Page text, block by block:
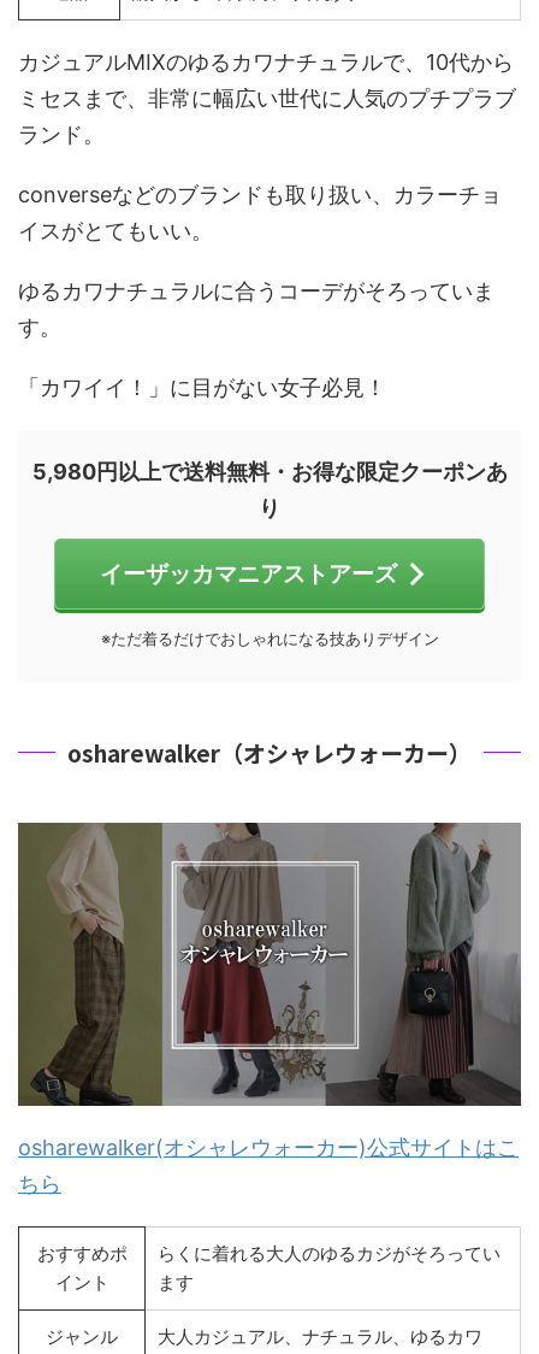
カジュアルMIXのゆるカワナチュラルで、10代から
ミセスまで、非常に幅広い世代に人気のプチプラブ
ランド。
converseなどのブランドも取り扱い、カラーチョ
イスがとてもいい。
ゆるカワナチュラルに合うコーデがそろっていま
す。
「カワイイ！」に目がない女子必見！
5,980円以上で送料無料・お得な限定クーポンあ
り
イーザッカマニアストアーズ
※ただ着るだけでおしゃれになる技ありデザイン
osharewalker（オシャレウォーカー）
osharewalker(オシャレウォーカー)公式サイトはこ
ちら
おすすめポ
イント
らくに着れる大人のゆるカジがそろってい
ます
ジャンル 大人カジュアル、ナチュラル、ゆるカワ